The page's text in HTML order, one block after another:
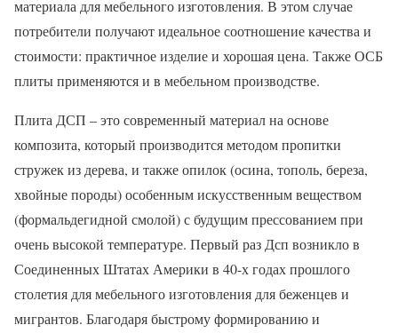
материала для мебельного изготовления. В этом случае
потребители получают идеальное соотношение качества и
стоимости: практичное изделие и хорошая цена. Также ОСБ
плиты применяются и в мебельном производстве.
Плита ДСП – это современный материал на основе
композита, который производится методом пропитки
стружек из дерева, и также опилок (осина, тополь, береза,
хвойные породы) особенным искусственным веществом
(формальдегидной смолой) с будущим прессованием при
очень высокой температуре. Первый раз Дсп возникло в
Соединенных Штатах Америки в 40-х годах прошлого
столетия для мебельного изготовления для беженцев и
мигрантов. Благодаря быстрому формированию и